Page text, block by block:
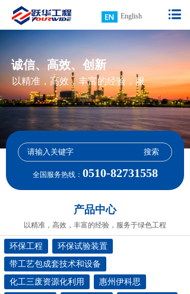
诚信、高效、创新
以精准，高效，丰富的经验，服
务于绿色工程
全国服务热线： 0510-82731558
搜索
以精准，高效，丰富的经验，服务于绿色工程
产品中心
环保工程
环保试验装置
带工艺包成套技术和设备
化工三废资源化利用
惠州伊科思
English